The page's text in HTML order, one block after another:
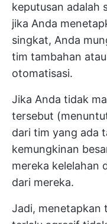
keputusan adalah
jika Anda
singkat, Anda
tim tambahan
otomatisasi.
Jika Anda tidak
tersebut
dari tim yang ada
kemungkinan
mereka kelelahan
dari mereka.
Jadi, menetapkan